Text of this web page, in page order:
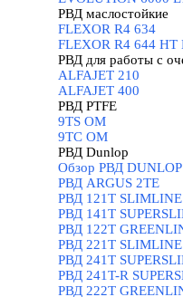
РВД маслостойкие
FLEXOR R4 634
FLEXOR R4 644 HT
РВД для работы с
ALFAJET 210
ALFAJET 400
РВД PTFE
9TS OM
9TC OM
РВД Dunlop
Обзор РВД DUNLOP
РВД ARGUS 2TE
РВД 121T SLIMLINE
РВД 141T
РВД 122T
РВД 221T SLIMLINE
РВД 241T
РВД 241T-R
РВД 222T